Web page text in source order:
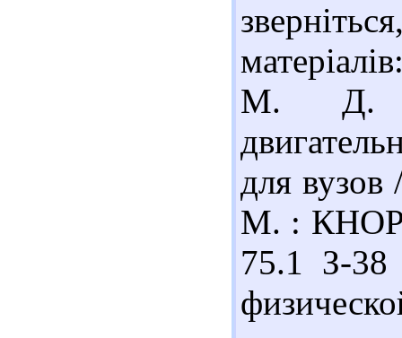
М. Д.
для
М. :
75.1 З-